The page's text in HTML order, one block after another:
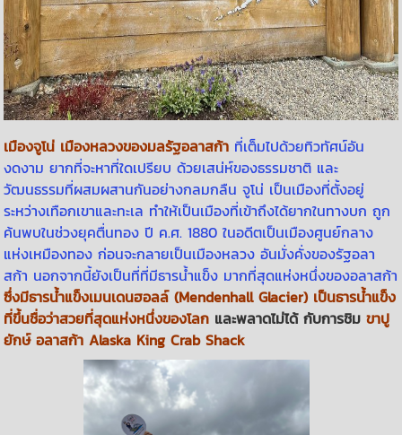
เมืองจูโน่ เมืองหลวงของมลรัฐอลาสก้า ที่เต็มไปด้วยทิวทัศน์อัน
งดงาม ยากที่จะหาที่ใดเปรียบ ด้วยเสน่ห์ของธรรมชาติ และ
วัฒนธรรมที่ผสมผสานกันอย่างกลมกลืน จูโน่ เป็นเมืองที่ตั้งอยู่
ระหว่างเทือกเขาและทะเล ทำให้เป็นเมืองที่เข้าถึงได้ยากในทางบก ถูก
ค้นพบในช่วงยุคตื่นทอง ปี ค.ศ. 1880 ในอดีตเป็นเมืองศูนย์กลาง
แห่งเหมืองทอง ก่อนจะกลายเป็นเมืองหลวง อันมั่งคั่งของรัฐอลา
สก้า นอกจากนี้ยังเป็นที่ที่มีธารน้ำแข็ง มากที่สุดแห่งหนึ่งของอลาสก้า
ซึ่งมีธารน้ำแข็งเมนเดนฮอลล์ (Mendenhall Glacier) เป็นธารน้ำแข็ง
ที่ขึ้นชื่อว่าสวยที่สุดแห่งหนึ่งของโลก และพลาดไม่ได้ กับการชิม ขาปู
ยักษ์ อลาสก้า Alaska King Crab Shack